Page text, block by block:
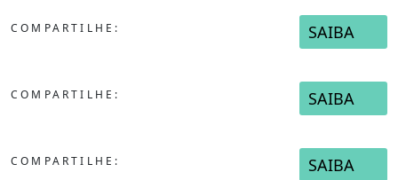
COMPARTILHE: SAIBA
COMPARTILHE: SAIBA
COMPARTILHE: SAIBA